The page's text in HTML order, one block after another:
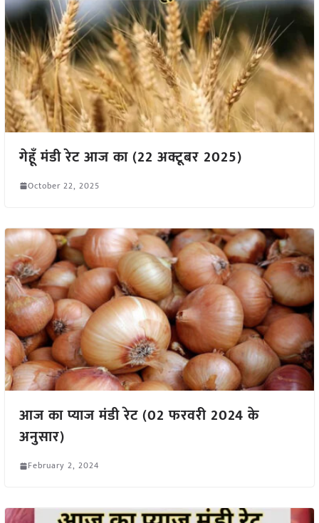
गेहूँ मंडी रेट आज का (22 अक्टूबर 2025)
October 22, 2025
आज का प्याज मंडी रेट (02 फरवरी 2024 के
अनुसार)
February 2, 2024